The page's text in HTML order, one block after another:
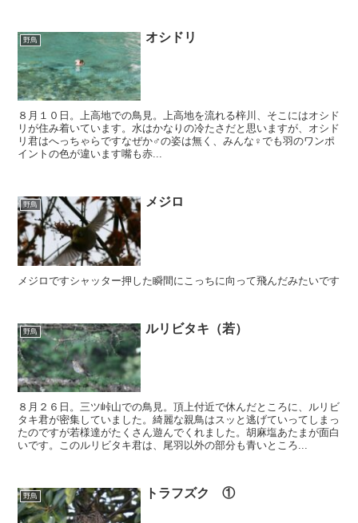
野鳥 オシドリ
８月１０日。上高地での鳥見。上高地を流れる梓川、そこにはオシド
リが住み着いています。水はかなりの冷たさだと思いますが、オシド
リ君はへっちゃらですなぜか♂の姿は無く、みんな♀でも羽のワンポ
イントの色が違います嘴も赤...
野鳥 メジロ
メジロですシャッター押した瞬間にこっちに向って飛んだみたいです
野鳥 ルリビタキ（若）
８月２６日。三ツ峠山での鳥見。頂上付近で休んだところに、ルリビ
タキ君が密集していました。綺麗な親鳥はスッと逃げていってしまっ
たのですが若様達がたくさん遊んでくれました。胡麻塩あたまが面白
いです。このルリビタキ君は、尾羽以外の部分も青いところ...
野鳥 トラフズク ①